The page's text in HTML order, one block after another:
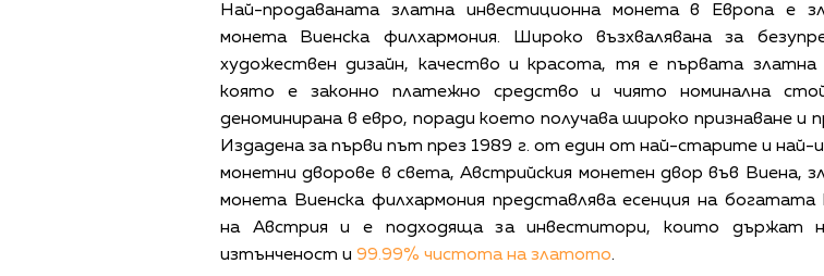
Най-продаваната златна инвестиционна монета в Европа е
монета Виенска филхармония. Широко възхвалявана за
художествен дизайн, качество и красота, тя е първата златна
която е законно платежно средство и чиято номинална
деноминирана в евро, поради което получава широко признаване и
Издадена за първи път през 1989 г. от един от най-старите и най-
монетни дворове в света, Австрийския монетен двор във Виена,
монета Виенска филхармония представлява есенция на богатата
на Австрия и е подходяща за инвеститори, които държат
изтънченост и 99.99% чистота на златото.